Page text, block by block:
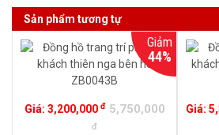
Sản phẩm tương tự
Giảm
44%
Giá: 3,200,000 đ 5,750,000
đ
Giá: